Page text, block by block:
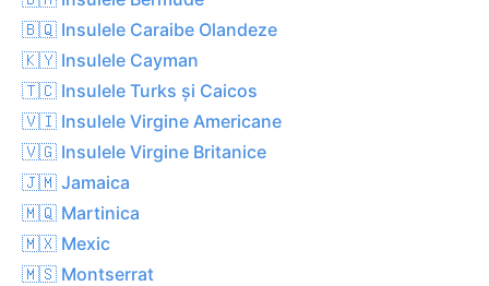
🇧🇶 Insulele Caraibe Olandeze
🇰🇾 Insulele Cayman
🇹🇨 Insulele Turks și Caicos
🇻🇮 Insulele Virgine Americane
🇻🇬 Insulele Virgine Britanice
🇯🇲 Jamaica
🇲🇶 Martinica
🇲🇽 Mexic
🇲🇸 Montserrat